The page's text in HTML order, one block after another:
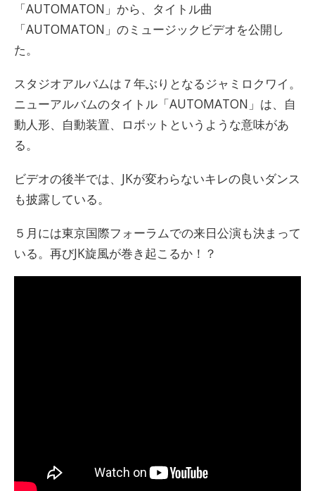
「AUTOMATON」から、タイトル曲
「AUTOMATON」のミュージックビデオを公開し
た。
スタジオアルバムは７年ぶりとなるジャミロクワイ。
ニューアルバムのタイトル「AUTOMATON」は、自
動人形、自動装置、ロボットというような意味があ
る。
ビデオの後半では、JKが変わらないキレの良いダンス
も披露している。
５月には東京国際フォーラムでの来日公演も決まって
いる。再びJK旋風が巻き起こるか！？